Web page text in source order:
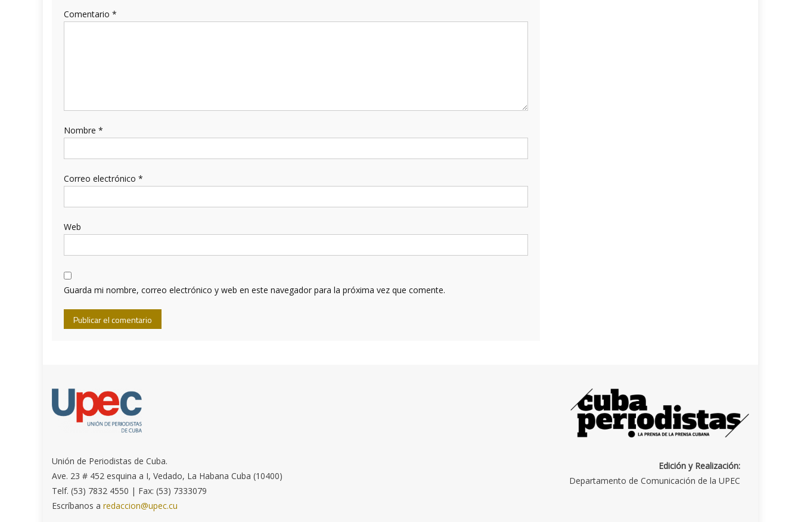
Comentario *
Nombre *
Correo electrónico *
Web
Guarda mi nombre, correo electrónico y web en este navegador para la próxima vez que comente.
Unión de Periodistas de Cuba.
Ave. 23 # 452 esquina a I, Vedado, La Habana Cuba (10400)
Telf. (53) 7832 4550 | Fax: (53) 7333079
Escríbanos aredaccion@upec.cu
Edición y Realización:
Departamento de Comunicación de la UPEC